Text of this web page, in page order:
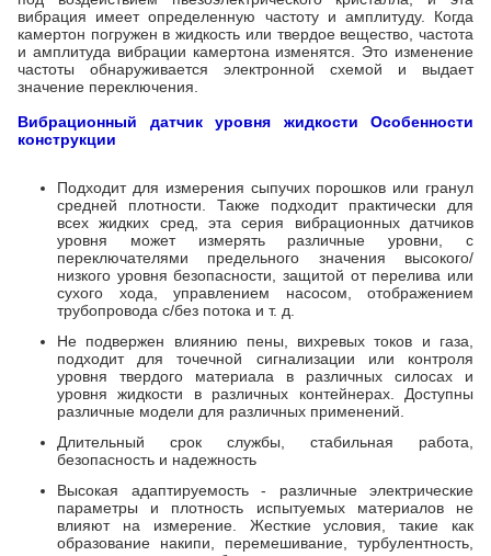
вибрация имеет определенную частоту и амплитуду. Когда
камертон погружен в жидкость или твердое вещество, частота
и амплитуда вибрации камертона изменятся. Это изменение
частоты обнаруживается электронной схемой и выдает
значение переключения.
Вибрационный датчик уровня жидкости Особенности
конструкции
Подходит для измерения сыпучих порошков или гранул
средней плотности. Также подходит практически для
всех жидких сред, эта серия вибрационных датчиков
уровня может измерять различные уровни, с
переключателями предельного значения высокого/
низкого уровня безопасности, защитой от перелива или
сухого хода, управлением насосом, отображением
трубопровода с/без потока и т. д.
Не подвержен влиянию пены, вихревых токов и газа,
подходит для точечной сигнализации или контроля
уровня твердого материала в различных силосах и
уровня жидкости в различных контейнерах. Доступны
различные модели для различных применений.
Длительный срок службы, стабильная работа,
безопасность и надежность
Высокая адаптируемость - различные электрические
параметры и плотность испытуемых материалов не
влияют на измерение. Жесткие условия, такие как
образование накипи, перемешивание, турбулентность,